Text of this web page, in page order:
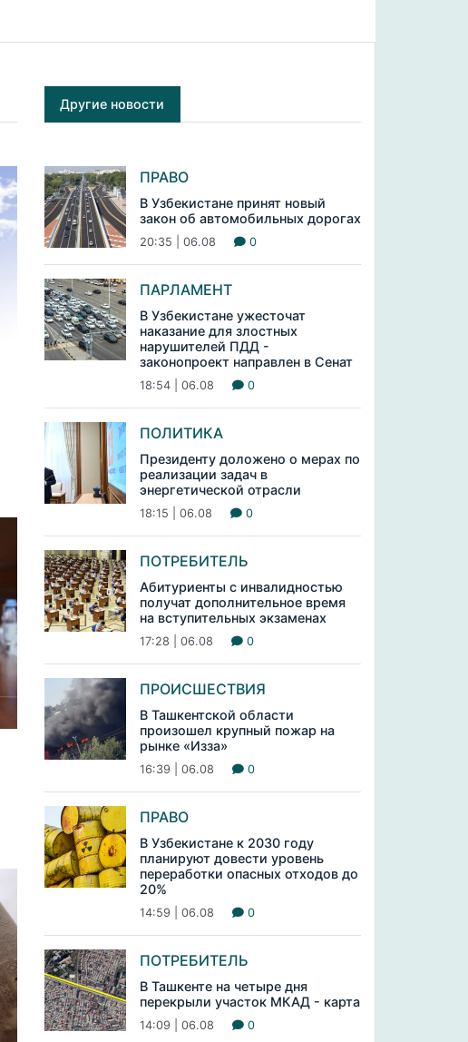
Другие новости
ПРАВО
В Узбекистане принят новый
закон об автомобильных дорогах
20:35 | 06.08 0
ПАРЛАМЕНТ
В Узбекистане ужесточат
наказание для злостных
нарушителей ПДД -
законопроект направлен в Сенат
18:54 | 06.08 0
ПОЛИТИКА
Президенту доложено о мерах по
реализации задач в
энергетической отрасли
18:15 | 06.08 0
ПОТРЕБИТЕЛЬ
Абитуриенты с инвалидностью
получат дополнительное время
на вступительных экзаменах
17:28 | 06.08 0
ПРОИСШЕСТВИЯ
В Ташкентской области
произошел крупный пожар на
рынке «Изза»
16:39 | 06.08 0
ПРАВО
В Узбекистане к 2030 году
планируют довести уровень
переработки опасных отходов до
20%
14:59 | 06.08 0
ПОТРЕБИТЕЛЬ
В Ташкенте на четыре дня
перекрыли участок МКАД - карта
14:09 | 06.08 0